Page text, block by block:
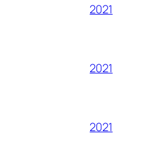
2021
2021
2021